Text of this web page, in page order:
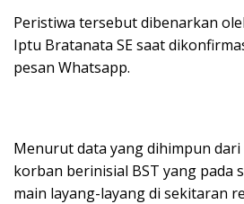
Peristiwa tersebut dibenarkan
Iptu Bratanata SE saat
pesan Whatsapp.
Menurut data yang dihimpun
korban berinisial BST yang pada
main layang-layang di sekitaran